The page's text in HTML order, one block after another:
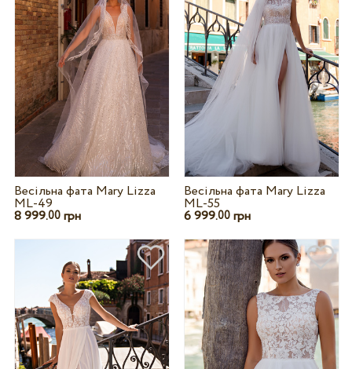
Весільна фата Mary Lizza
ML-49
8 999.00грн
Весільна фата Mary Lizza
ML-55
6 999.00 грн